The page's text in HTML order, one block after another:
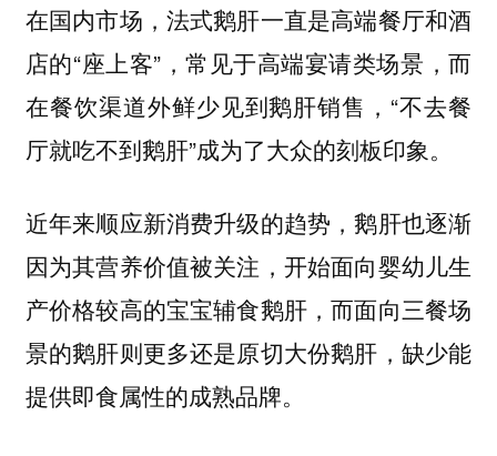
在国内市场，法式鹅肝一直是高端餐厅和酒
店的“座上客”，常见于高端宴请类场景，而
在餐饮渠道外鲜少见到鹅肝销售，“不去餐
厅就吃不到鹅肝”成为了大众的刻板印象。
近年来顺应新消费升级的趋势，鹅肝也逐渐
因为其营养价值被关注，开始面向婴幼儿生
产价格较高的宝宝辅食鹅肝，而面向三餐场
景的鹅肝则更多还是原切大份鹅肝，缺少能
提供即食属性的成熟品牌。